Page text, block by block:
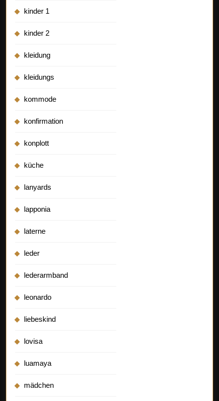
kinder 1
kinder 2
kleidung
kleidungs
kommode
konfirmation
konplott
küche
lanyards
lapponia
laterne
leder
lederarmband
leonardo
liebeskind
lovisa
luamaya
mädchen